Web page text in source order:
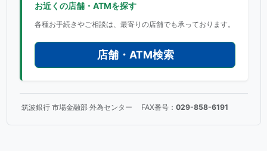
お近くの店舗・ATMを探す
各種お手続きやご相談は、最寄りの店舗でも承っております。
店舗・ATM検索
筑波銀行 市場金融部 外為センター FAX番号： 029-858-6191